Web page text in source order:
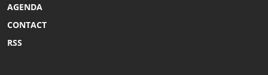
AGENDA
CONTACT
RSS